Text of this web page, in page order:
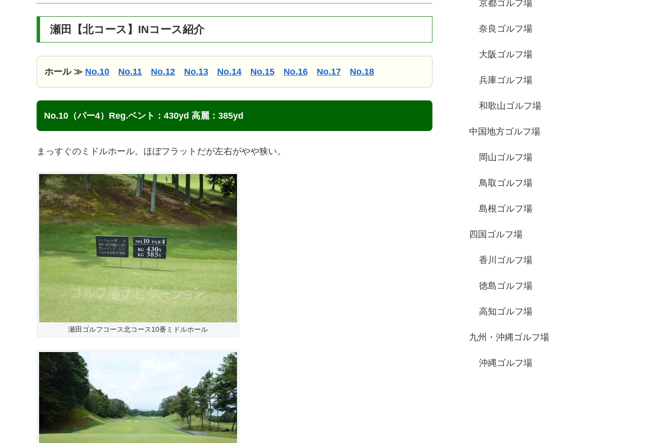
瀬田【北コース】INコース紹介
ホール ≫ No.10 No.11 No.12 No.13 No.14 No.15 No.16 No.17 No.18
No.10（パー4）Reg.ベント：430yd 高麗：385yd
まっすぐのミドルホール。ほぼフラットだが左右がやや狭い。
瀬田ゴルフコース北コース10番ミドルホール
京都ゴルフ場
奈良ゴルフ場
大阪ゴルフ場
兵庫ゴルフ場
和歌山ゴルフ場
中国地方ゴルフ場
岡山ゴルフ場
鳥取ゴルフ場
島根ゴルフ場
四国ゴルフ場
香川ゴルフ場
徳島ゴルフ場
高知ゴルフ場
九州・沖縄ゴルフ場
沖縄ゴルフ場